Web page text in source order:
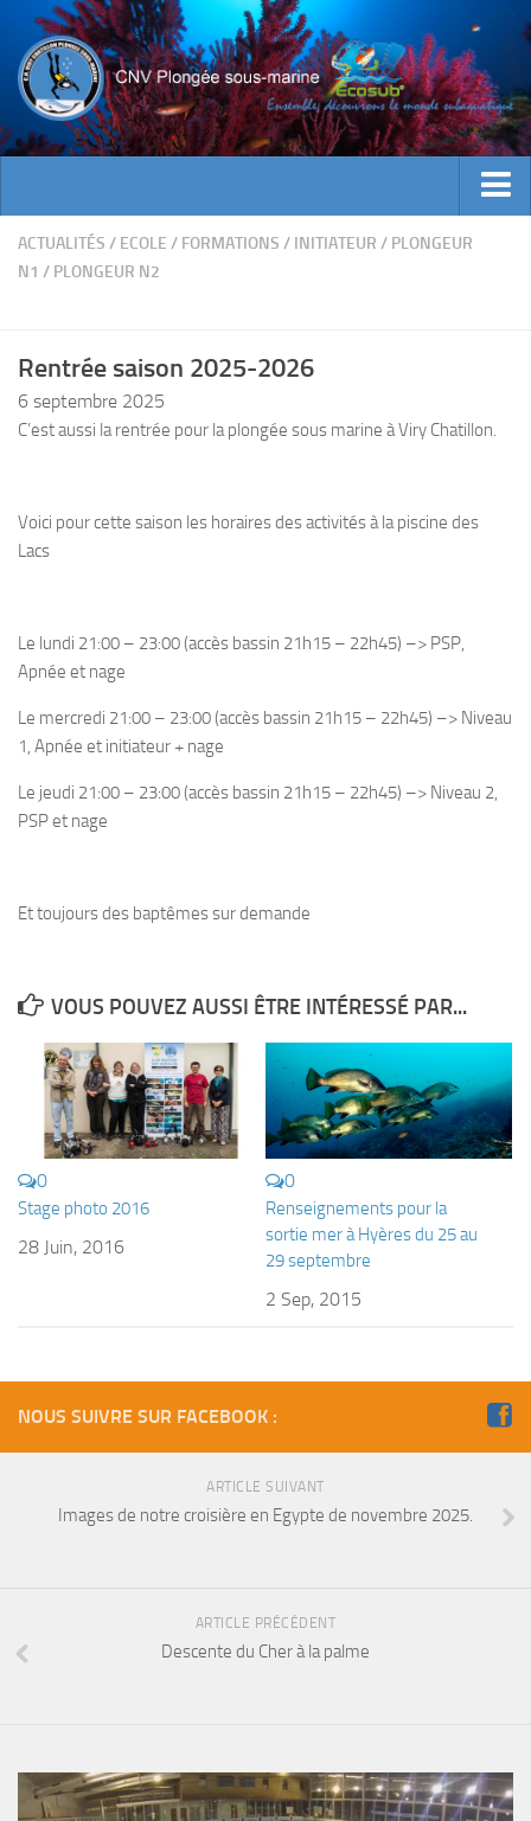
ACTUALITES
EVENEMENTS
Bienvenue
Contacts
Documents utiles
Historique
Formations
Jeune plongeur
Plongeur N1
Plongeur N3
Initiateur
Organisation
Fosse
Sorties techniques
APNEE
SORTIES
Sorties 2026
Sorties 2019
Environnement et Biologie Sub
ACTUALITÉS / ECOLE / FORMATIONS / INITIATEUR / PLONGEUR
N1 / PLONGEUR N2
Rentrée saison 2025-2026
6 septembre 2025
C’est aussi la rentrée pour la plongée sous marine à Viry Chatillon.
Voici pour cette saison les horaires des activités à la piscine des
Lacs
Le lundi 21:00 – 23:00 (accès bassin 21h15 – 22h45) –> PSP,
Apnée et nage
Le mercredi 21:00 – 23:00 (accès bassin 21h15 – 22h45) –> Niveau
1, Apnée et initiateur + nage
Le jeudi 21:00 – 23:00 (accès bassin 21h15 – 22h45) –> Niveau 2,
PSP et nage
Et toujours des baptêmes sur demande
VOUS POUVEZ AUSSI ÊTRE INTÉRESSÉ PAR...
0
Stage photo 2016
28 Juin, 2016
0
Renseignements pour la
sortie mer à Hyères du 25 au
29 septembre
2 Sep, 2015
NOUS SUIVRE SUR FACEBOOK :
ARTICLE SUIVANT
Images de notre croisière en Egypte de novembre 2025.
ARTICLE PRÉCÉDENT
Descente du Cher à la palme